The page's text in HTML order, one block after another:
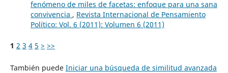
fenómeno de miles de facetas: enfoque para una sana
convivencia , Revista Internacional de Pensamiento
Político: Vol. 6 (2011): Volumen 6 (2011)
1 2 3 4 5 > >>
También puede Iniciar una búsqueda de similitud avanzada